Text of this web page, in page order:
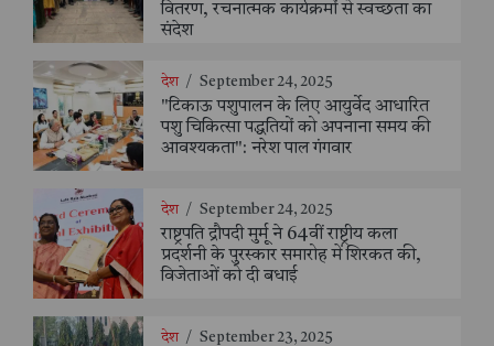
वितरण, रचनात्मक कार्यक्रमों से स्वच्छता का
संदेश
देश / September 24, 2025
"टिकाऊ पशुपालन के लिए आयुर्वेद आधारित
पशु चिकित्सा पद्धतियों को अपनाना समय की
आवश्यकता": नरेश पाल गंगवार
देश / September 24, 2025
राष्ट्रपति द्रौपदी मुर्मू ने 64वीं राष्ट्रीय कला
प्रदर्शनी के पुरस्कार समारोह में शिरकत की,
विजेताओं को दी बधाई
देश / September 23, 2025